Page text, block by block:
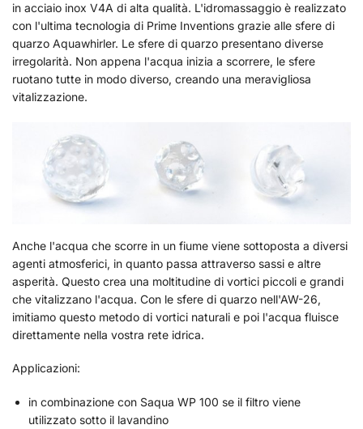
in acciaio inox V4A di alta qualità. L'idromassaggio è realizzato
con l'ultima tecnologia di Prime Inventions grazie alle sfere di
quarzo Aquawhirler. Le sfere di quarzo presentano diverse
irregolarità. Non appena l'acqua inizia a scorrere, le sfere
ruotano tutte in modo diverso, creando una meravigliosa
vitalizzazione.
Anche l'acqua che scorre in un fiume viene sottoposta a diversi
agenti atmosferici, in quanto passa attraverso sassi e altre
asperità. Questo crea una moltitudine di vortici piccoli e grandi
che vitalizzano l'acqua. Con le sfere di quarzo nell'AW-26,
imitiamo questo metodo di vortici naturali e poi l'acqua fluisce
direttamente nella vostra rete idrica.
Applicazioni:
in combinazione con Saqua WP 100 se il filtro viene
utilizzato sotto il lavandino